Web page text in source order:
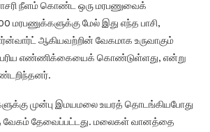
நீளம் கொண்ட ஒரு மரபணுவைக்
மேல் இது எந்த பாசி,
ஆகியவற்றின் வேகமாக உருவாகும்
எண்ணிக்கையைக் கொண்டுள்ளது, என்று
முன்பு இமயமலை உயரத் தொடங்கியபோது
வேகம் தேவைப்பட்டது. மலைகள் வானத்தை